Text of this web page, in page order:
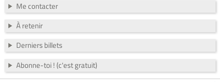
Me contacter
À retenir
Derniers billets
Abonne-toi ! (c'est gratuit)